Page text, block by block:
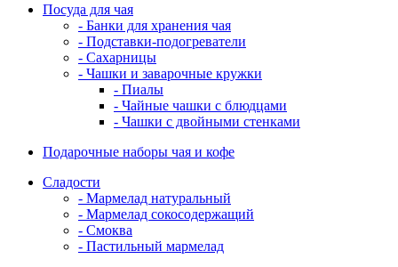
Посуда для чая
- Банки для хранения чая
- Подставки-подогреватели
- Сахарницы
- Чашки и заварочные кружки
- Пиалы
- Чайные чашки с блюдцами
- Чашки с двойными стенками
Подарочные наборы чая и кофе
Сладости
- Мармелад натуральный
- Мармелад сокосодержащий
- Смоква
- Пастильный мармелад